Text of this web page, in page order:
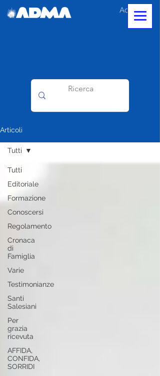
Accedi
Articoli
Tutti
Editoriale
Formazione
Conoscersi
Regolamento
Cronaca
di
Famiglia
Varie
Testimonianze
Santi
Salesiani
Per
grazia
ricevuta
AFFIDA,
CONFIDA,
SORRIDI
Tutti